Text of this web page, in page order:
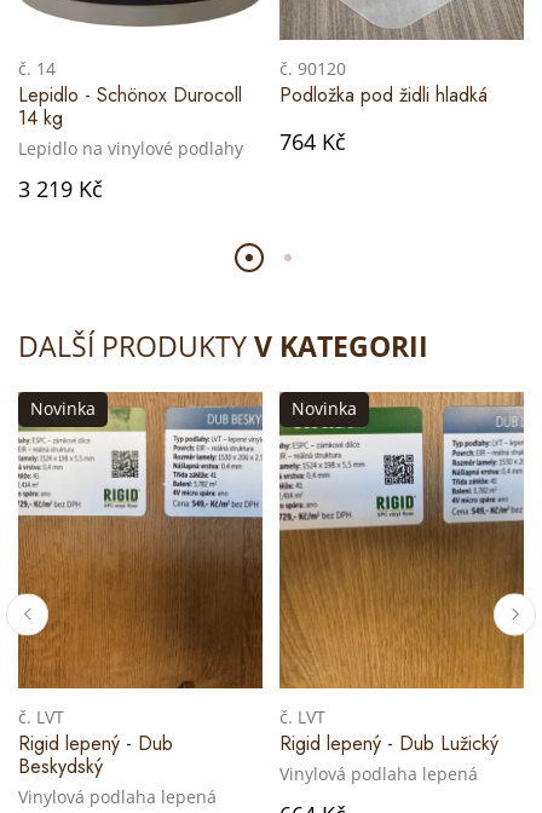
č. 14
Lepidlo - Schönox Durocoll
14 kg
Lepidlo na vinylové podlahy
3 219 Kč
č. 90120
Podložka pod židli hladká
764 Kč
DALŠÍ PRODUKTYV KATEGORII
Novinka
č. LVT
Rigid lepený - Dub
Beskydský
Vinylová podlaha lepená
Novinka
č. LVT
Rigid lepený - Dub Lužický
Vinylová podlaha lepená